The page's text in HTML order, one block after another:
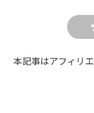
本記事はアフィリ